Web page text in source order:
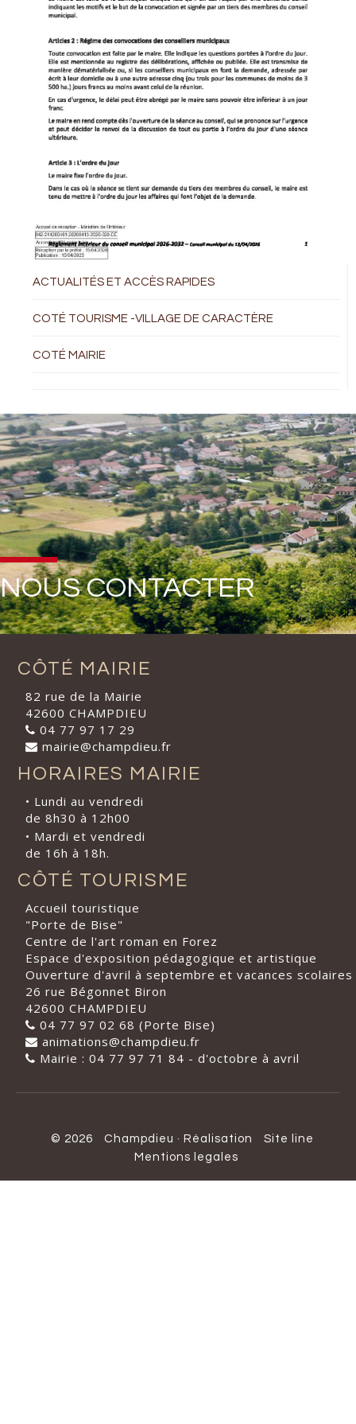
ACTUALITÉS ET ACCÈS RAPIDES
COTÉ TOURISME -VILLAGE DE CARACTÈRE
COTÉ MAIRIE
NOUS CONTACTER
CÔTÉ MAIRIE
82 rue de la Mairie
42600 CHAMPDIEU
04 77 97 17 29
mairie@champdieu.fr
HORAIRES MAIRIE
• Lundi au vendredi
de 8h30 à 12h00
• Mardi et vendredi
de 16h à 18h.
CÔTÉ TOURISME
Accueil touristique
"Porte de Bise"
Centre de l'art roman en Forez
Espace d'exposition pédagogique et artistique
Ouverture d'avril à septembre et vacances scolaires
26 rue Bégonnet Biron
42600 CHAMPDIEU
04 77 97 02 68 (Porte Bise)
animations@champdieu.fr
Mairie : 04 77 97 71 84 - d'octobre à avril
© 2026 Champdieu · Réalisation
Site line
Mentions legales